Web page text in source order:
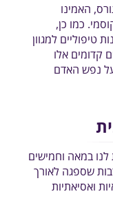
האמינו
כמו כן,
טיפוליים למגוון
קדומים אלו
על נפש האדם
לנו במאה וחמישים
שספגה לאורך
ואסיאתיות